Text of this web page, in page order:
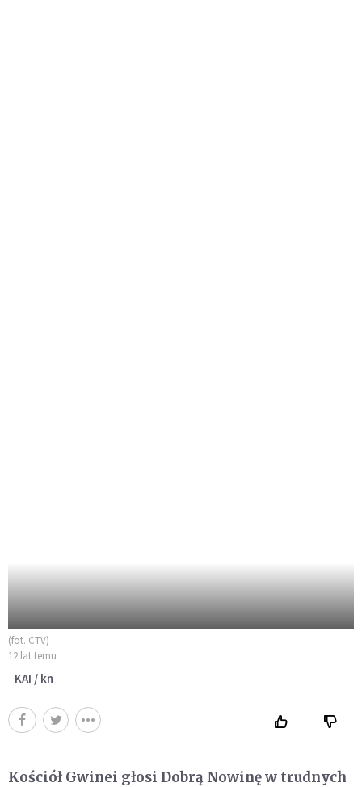
(fot. CTV)
12 lat temu
KAI / kn
Kościół Gwinei głosi Dobrą Nowinę w trudnych